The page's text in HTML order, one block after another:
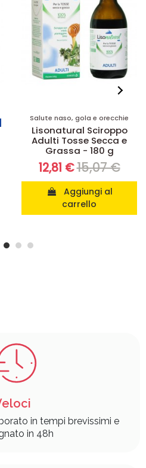
Salute naso, gola e orecchie
Lisonatural Sciroppo
Adulti Tosse Secca e
Grassa - 180 g
12,81 €15,07 €
carrello
in tempi brevissimi e
in 48h